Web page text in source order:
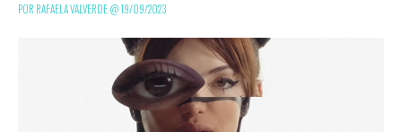
POR RAFAELA VALVERDE @19/09/2023